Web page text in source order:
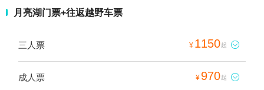
月亮湖门票+往返越野车票
三人票 ¥ 1150起 
成人票 ¥ 970起 